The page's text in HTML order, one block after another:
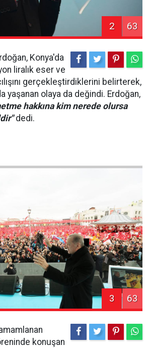
2 63
Konya'da
liralık eser ve
gerçekleştirdiklerini belirterek,
yaşanan olaya da değindi. Erdoğan,
hakkına kim nerede olursa
dedi.
3 63
konuşan